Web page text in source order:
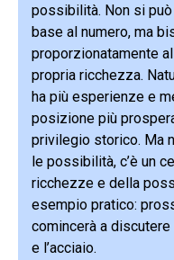
possibilità. Non si può
base al numero, ma
proporzionatamente
propria ricchezza.
ha più esperienze e
posizione più
privilegio storico. Ma
le possibilità, c’è un
ricchezze e della
esempio pratico:
comincerà a
e l’acciaio.